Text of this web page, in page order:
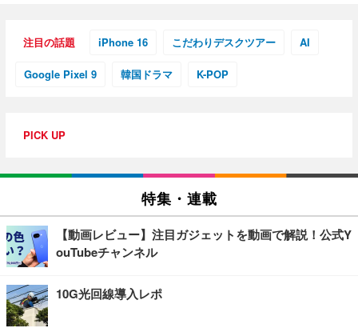
注目の話題 iPhone 16 こだわりデスクツアー AI
Google Pixel 9 韓国ドラマ K-POP
PICK UP
特集・連載
【動画レビュー】注目ガジェットを動画で解説！公式Y
ouTubeチャンネル
10G光回線導入レポ